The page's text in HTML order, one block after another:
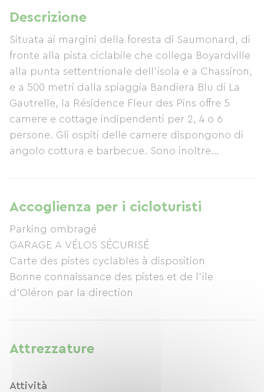
Descrizione
Situata ai margini della foresta di Saumonard, di
fronte alla pista ciclabile che collega Boyardville
alla punta settentrionale dell'isola e a Chassiron,
e a 500 metri dalla spiaggia Bandiera Blu di La
Gautrelle, la Résidence Fleur des Pins offre 5
camere e cottage indipendenti per 2, 4 o 6
persone. Gli ospiti delle camere dispongono di
angolo cottura e barbecue. Sono inoltre
Accoglienza per i cicloturisti
Parking ombragé
GARAGE A VÉLOS SÉCURISÉ
Carte des pistes cyclables à disposition
Bonne connaissance des pistes et de l'ile
d'Oléron par la direction
Attrezzature
Attività